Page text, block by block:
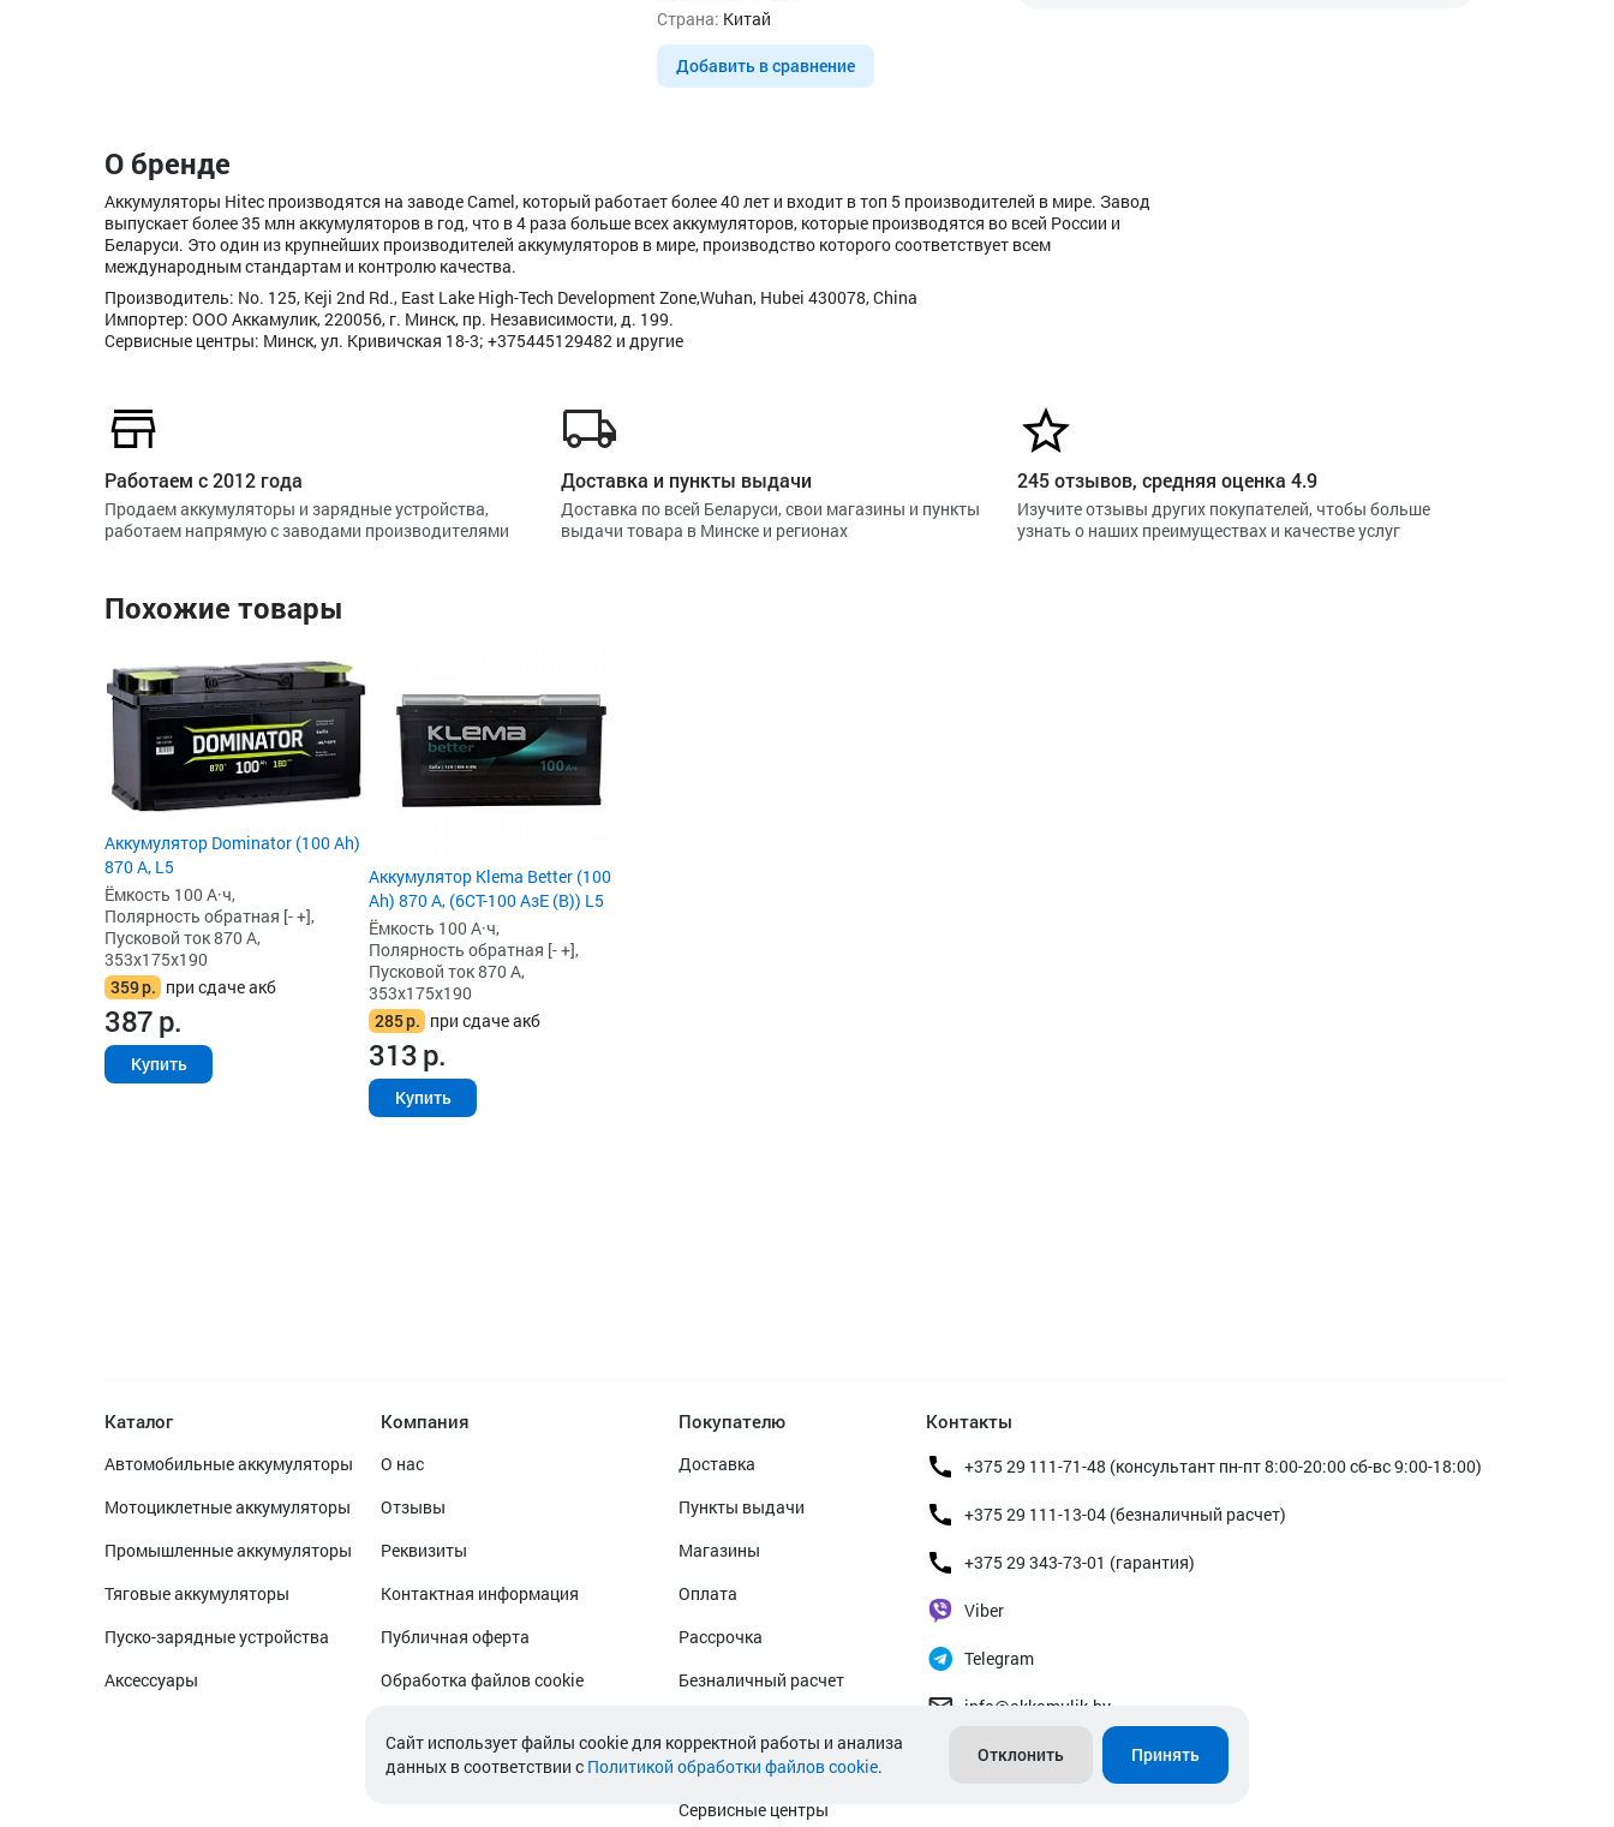
Страна: Китай
Добавить в сравнение
О бренде
Аккумуляторы Hitec производятся на заводе Camel, который работает более 40 лет и входит в топ 5 производителей в мире. Завод
выпускает более 35 млн аккумуляторов в год, что в 4 раза больше всех аккумуляторов, которые производятся во всей России и
Беларуси. Это один из крупнейших производителей аккумуляторов в мире, производство которого соответствует всем
международным стандартам и контролю качества.
Производитель: No. 125, Keji 2nd Rd., East Lake High-Tech Development Zone,Wuhan, Hubei 430078, China
Импортер: ООО Аккамулик, 220056, г. Минск, пр. Независимости, д. 199.
Сервисные центры: Минск, ул. Кривичская 18-3; +375445129482 и другие
Работаем с 2012 года
Продаем аккумуляторы и зарядные устройства,
работаем напрямую с заводами производителями
Доставка и пункты выдачи
Доставка по всей Беларуси, свои магазины и пункты
выдачи товара в Минске и регионах
245 отзывов, средняя оценка 4.9
Изучите отзывы других покупателей, чтобы больше
узнать о наших преимуществах и качестве услуг
Похожие товары
Аккумулятор Dominator (100 Ah)
870 А, L5
Ёмкость 100 А·ч,
Полярность обратная [- +],
Пусковой ток 870 А,
353x175x190
359р. при сдаче акб
387р.
Купить
Аккумулятор Klema Better (100
Ah) 870 А, (6СТ-100 АзЕ (B)) L5
Ёмкость 100 А·ч,
Полярность обратная [- +],
Пусковой ток 870 А,
353x175x190
285р. при сдаче акб
313р.
Купить
Каталог
Автомобильные аккумуляторы
Мотоциклетные аккумуляторы
Промышленные аккумуляторы
Тяговые аккумуляторы
Пуско-зарядные устройства
Аксессуары
Компания
О нас
Отзывы
Реквизиты
Контактная информация
Публичная оферта
Обработка файлов cookie
Покупателю
Доставка
Пункты выдачи
Магазины
Оплата
Рассрочка
Безналичный расчет
Гарантийное обслуживание
Сервисные центры
Контакты
+375 29 111-71-48 (консультант пн-пт 8:00-20:00 сб-вс 9:00-18:00)
+375 29 111-13-04 (безналичный расчет)
+375 29 343-73-01 (гарантия)
Viber
Telegram
info@akkamulik.by
Cайт использует файлы cookie для корректной работы и анализа
данных в соответствии с Политикой обработки файлов cookie.
Отклонить Принять